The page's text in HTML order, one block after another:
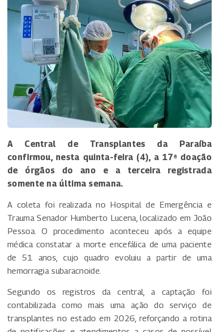
A Central de Transplantes da Paraíba
confirmou, nesta quinta-feira (4), a 17ª doação
de órgãos do ano e a terceira registrada
somente na última semana.
A coleta foi realizada no Hospital de Emergência e
Trauma Senador Humberto Lucena, localizado em João
Pessoa. O procedimento aconteceu após a equipe
médica constatar a morte encefálica de uma paciente
de 51 anos, cujo quadro evoluiu a partir de uma
hemorragia subaracnoide.
Segundo os registros da central, a captação foi
contabilizada como mais uma ação do serviço de
transplantes no estado em 2026, reforçando a rotina